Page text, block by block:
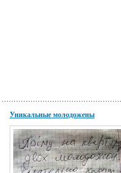
Уникальные молодожены